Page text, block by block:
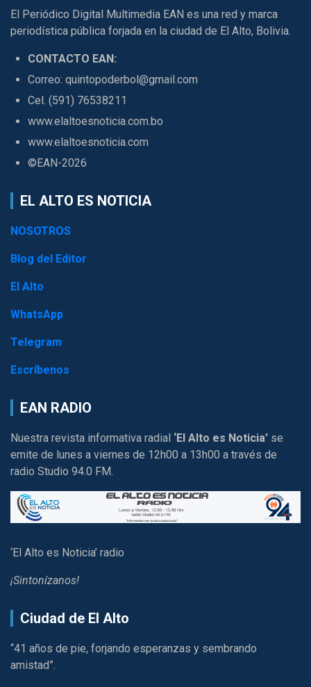
El Periódico Digital Multimedia EAN es una red y marca
periodística pública forjada en la ciudad de El Alto, Bolivia.
CONTACTO EAN:
Correo: quintopoderbol@gmail.com
Cel. (591) 76538211
www.elaltoesnoticia.com.bo
www.elaltoesnoticia.com
©EAN-2026
EL ALTO ES NOTICIA
NOSOTROS
Blog del Editor
El Alto
WhatsApp
Telegram
Escríbenos
EAN RADIO
Nuestra revista informativa radial ‘El Alto es Noticia’ se
emite de lunes a viernes de 12h00 a 13h00 a través de
radio Studio 94.0 FM.
‘El Alto es Noticia’ radio
¡Sintonízanos!
Ciudad de El Alto
“41 años de pie, forjando esperanzas y sembrando
amistad”.